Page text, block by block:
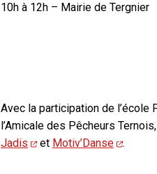
10h à 12h – Mairie de Tergnier
Avec la participation de l’école
l’Amicale des Pêcheurs Ternois,
Jadis
et Motiv’Danse .